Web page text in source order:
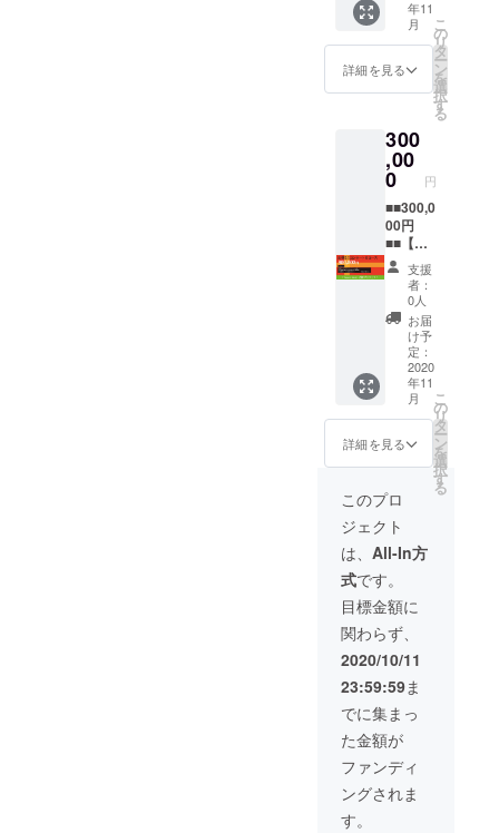
信視聴
チケッ
なった
場合、
日間視
聴でき
ます。
日間視
聴でき
ます。
とサイ
ズをお
選びく
ださ
ブ音源
（10曲
程度）
フェス
の臨場
感をご
家庭
で！ ※
今年の
フェス
の模様
を収録
したオ
リジナ
ル音源
を編集
してお
送りい
楽曲は
権利の
発生し
ない曲
また
は、出
演者が
権利を
持つ楽
曲に限
りま
す。
（許可
確認
済） ※
支援者
様が楽
曲を使
りしま
す。 ②
エフ・
リーブ
ス・オ
リジナ
バッチ&
ステッ
カーを
セット
でお送
りいた
しま
す。 ③
オリジ
ナルT
シャツ
×1枚 ※
カラー
とサイ
ズをお
選びく
ださ
い。 ④
フェス
のライ
ブ音源
（10曲
程度）
フェス
の臨場
感をご
家庭
で！ ※
今年の
フェス
の模様
を収録
したオ
リジナ
ル音源
を編集
してお
送りい
①お礼
メール
ご支援
頂いた
お礼と
して感
セージ
をお送
りしま
す。 ②
出張ス
ペシャ
ルミニ
コン
サート
（以
下、こ
のプロ
ジェク
トが終
了後、
お打合
せした
いと思
いま
す。）
※ご自宅
や指定
の場所
などで
ミニコ
ンサー
トを開
催させ
て頂き
ます。
※開催日
時は支
援者様
と出演
者の間
でスケ
ジュー
ルをお
支援お
待ちし
ていま
す。リ
ターン
を選択
の画面
でお好
きな金
額を上
乗せす
る事が
出来ま
す。 頂
いたご
支援は
活動継
続のた
め、大
切に使
わせて
頂きま
す。 ①
お礼
メール
ご支援
頂いた
お礼と
して感
謝メッ
セージ
をお送
りしま
す。 ②
出張ミ
ニコン
サート
（以
下、こ
のプロ
ジェク
トが終
了後、
お打合
年11
月
詳細を見る
こ
の
リ
タ
ー
ン
を
選
択
す
る
300
,00
0 円
■■300,0
00円
■■【出
張ミニ
コン
サートC
コー
ス】 皆
様のご
支援お
待ちし
ていま
す。リ
ターン
を選択
後、次
の画面
でお好
きな金
額を上
乗せす
る事が
出来ま
す。 頂
いたご
支援は
活動継
続のた
め、大
切に使
わせて
頂きま
す。 ①
お礼
支援
者：
0人
お届
け予
定：
2020
年11
月
詳細を見る
こ
の
リ
タ
ー
ン
を
選
択
す
る
このプロ
ジェクト
は、 All-In方
式です。
目標金額に
関わらず、
2020/10/11
23:59:59ま
でに集まっ
た金額が
ファンディ
ングされま
す。